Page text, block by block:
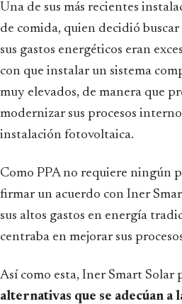
Una de sus más recientes
de comida, quien decidió
sus gastos energéticos eran
con que instalar un sistema
muy elevados, de manera que
modernizar sus procesos
instalación fotovoltaica.
Como PPA no requiere ningún
firmar un acuerdo con Iner
sus altos gastos en energía
centraba en mejorar sus
Así como esta, Iner Smart Solar
alternativas que se adecúan a